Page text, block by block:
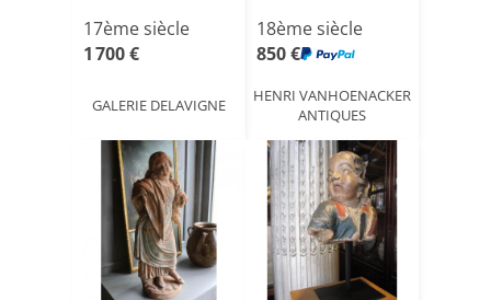
17ème siècle
1 700 €
GALERIE DELAVIGNE
18ème siècle
850 €
HENRI VANHOENACKER
ANTIQUES